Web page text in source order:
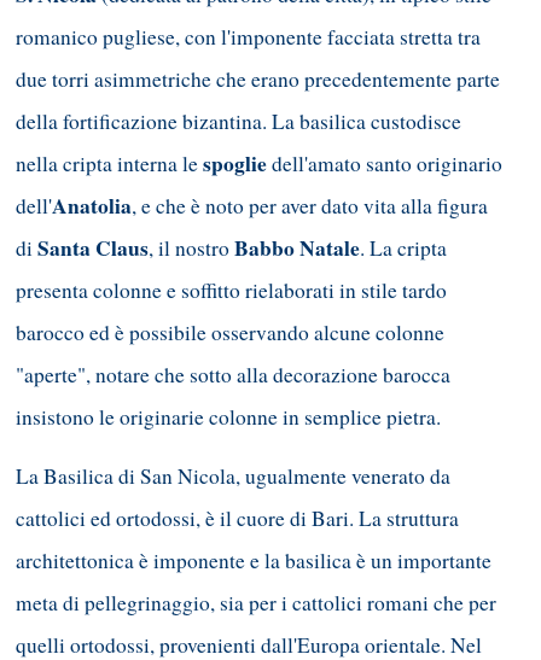
romanico pugliese, con l'imponente facciata stretta tra
due torri asimmetriche che erano precedentemente parte
della fortificazione bizantina. La basilica custodisce
nella cripta interna lespogliedell'amato santo originario
dell'Anatolia, e che è noto per aver dato vita alla figura
diSanta Claus, il nostroBabbo Natale. La cripta
presenta colonne e soffitto rielaborati in stile tardo
barocco ed è possibile osservando alcune colonne
"aperte", notare che sotto alla decorazione barocca
insistono le originarie colonne in semplice pietra.
La Basilica di San Nicola, ugualmente venerato da
cattolici ed ortodossi, è il cuore di Bari. La struttura
architettonica è imponente e la basilica è un importante
meta di pellegrinaggio, sia per i cattolici romani che per
quelli ortodossi, provenienti dall'Europa orientale. Nel